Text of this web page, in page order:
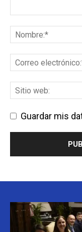
Guardar mis